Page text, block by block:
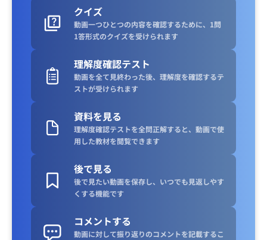
クイズ
動画一つひとつの内容を確認するために、1問
1答形式のクイズを受けられます
理解度確認テスト
動画を全て見終わった後、理解度を確認するテ
ストが受けられます
資料を見る
理解度確認テストを全問正解すると、動画で使
用した教材を閲覧できます
後で見る
後で見たい動画を保存し、いつでも見返しやす
くする機能です
コメントする
動画に対して振り返りのコメントを記載するこ